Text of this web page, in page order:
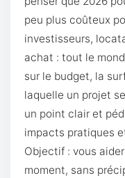
peu plus coûteux
investisseurs,
achat : tout le
sur le budget, la
laquelle un projet
un point clair et
impacts pratiques
Objectif : vous
moment, sans